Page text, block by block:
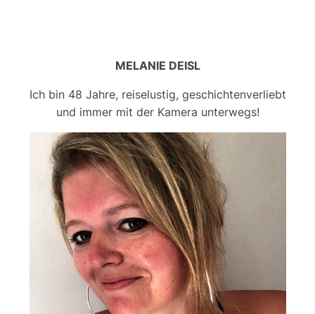
MELANIE DEISL
Ich bin 48 Jahre, reiselustig, geschichtenverliebt
und immer mit der Kamera unterwegs!